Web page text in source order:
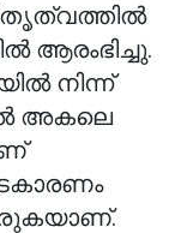
ആരംഭിച്ചു.
നിന്ന്
അകലെ